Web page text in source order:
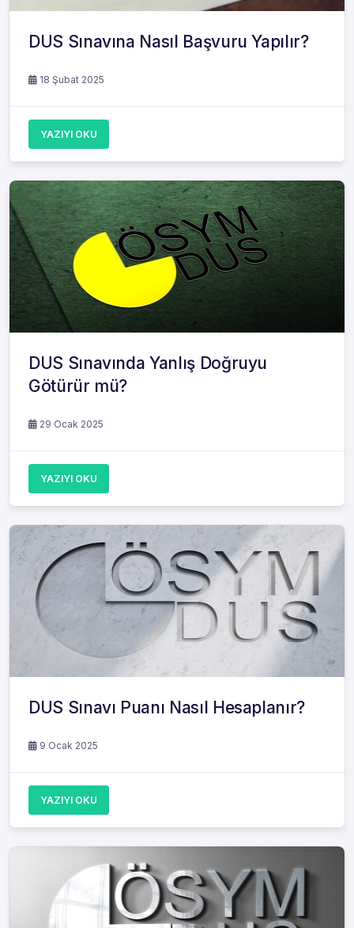
DUS Sınavına Nasıl Başvuru Yapılır?
18 Şubat 2025
YAZIYI OKU
DUS Sınavında Yanlış Doğruyu
Götürür mü?
29 Ocak 2025
YAZIYI OKU
DUS Sınavı Puanı Nasıl Hesaplanır?
9 Ocak 2025
YAZIYI OKU